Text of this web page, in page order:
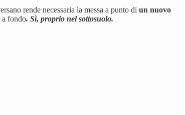
rende necessaria la messa a punto di un nuovo
a fondo. Sì, proprio nel sottosuolo.